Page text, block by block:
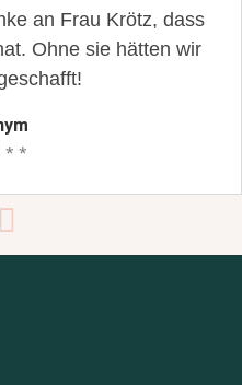
an Frau Krötz, dass
Ohne sie hätten wir
* *